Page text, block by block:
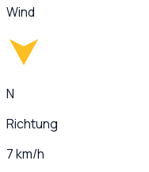
Wind
N
Richtung
7 km/h